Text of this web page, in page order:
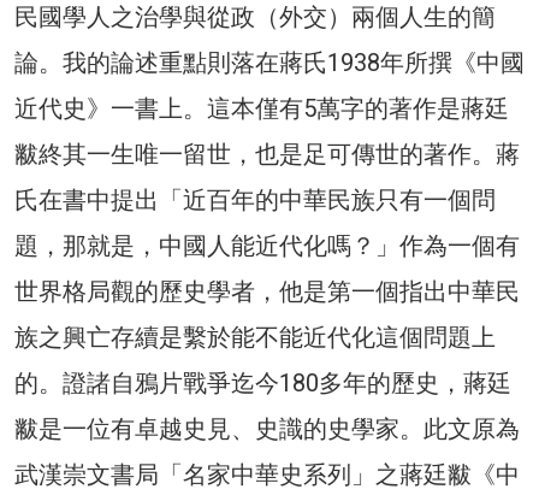
民國學人之治學與從政（外交）兩個人生的簡
論。我的論述重點則落在蔣氏1938年所撰《中國
近代史》一書上。這本僅有5萬字的著作是蔣廷
黻終其一生唯一留世，也是足可傳世的著作。蔣
氏在書中提出「近百年的中華民族只有一個問
題，那就是，中國人能近代化嗎？」作為一個有
世界格局觀的歷史學者，他是第一個指出中華民
族之興亡存續是繫於能不能近代化這個問題上
的。證諸自鴉片戰爭迄今180多年的歷史，蔣廷
黻是一位有卓越史見、史識的史學家。此文原為
武漢崇文書局「名家中華史系列」之蔣廷黻《中